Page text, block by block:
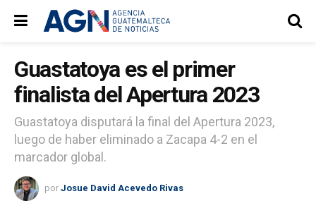
Guastatoya es el primer
finalista del Apertura 2023
Guastatoya disputará la final del Apertura 2023,
luego de haber eliminado a Zacapa 4-2 en el
marcador global.
por Josue David Acevedo Rivas